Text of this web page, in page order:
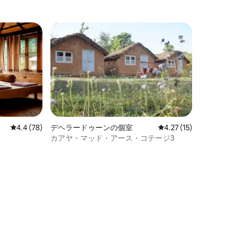
レビュー78件、5つ星中4.4つ星の平均評価
4.4 (78)
デヘラードゥーンの個室 レビュー15件、5つ
4.27 (15)
カアヤ・マッド・アース・コテージ3